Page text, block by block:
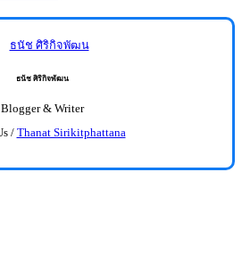
ธนัช ศิริกิจพัฒน
Blogger & Writer
/ Thanat Sirikitphattana